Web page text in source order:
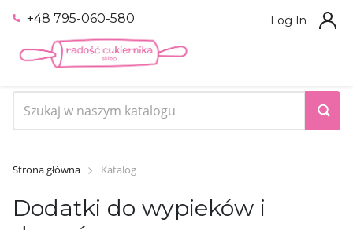
+48 795-060-580 Log In
Strona główna Katalog
Dodatki do wypieków i